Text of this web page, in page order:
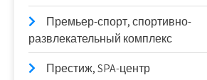
Премьер-спорт, спортивно-
развлекательный комплекс
Престиж, SPA-центр